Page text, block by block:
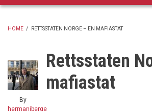
HOME / RETTSSTATEN NORGE – EN MAFIASTAT
By
hermanjberge
Rettsstaten
mafiastat